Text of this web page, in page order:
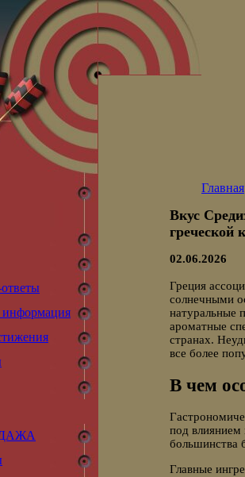
информация
Главная
Вкус
греческой
02.06.2026
Греция
солнечными
натуральные
ароматные
странах.
все более
В чем
под влиянием
большинства
Главные